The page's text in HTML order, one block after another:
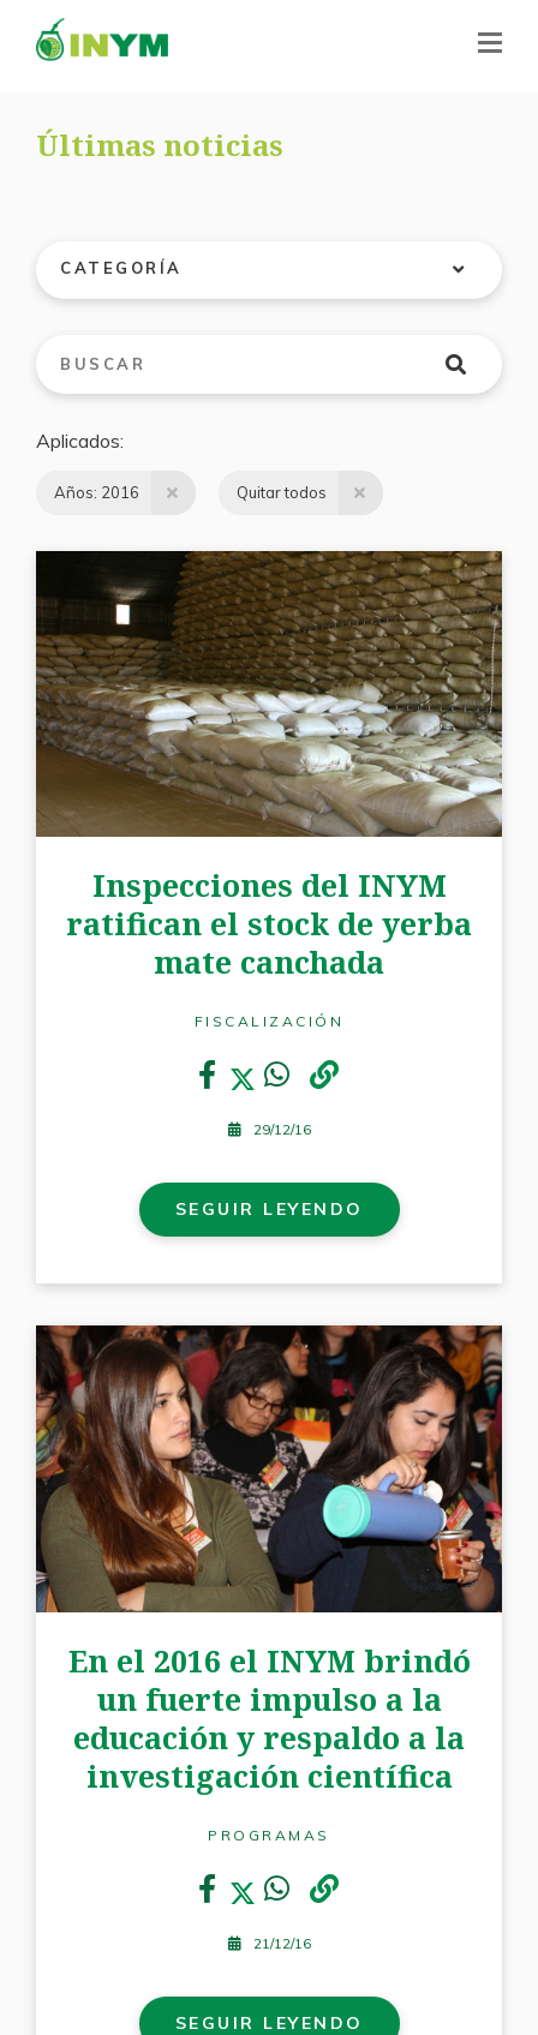
Últimas noticias
CATEGORÍA
Aplicados
Años: 2016 Quitar todos
Inspecciones del INYM
ratifican el stock de yerba
mate canchada
FISCALIZACIÓN
29/12/16
SEGUIR LEYENDO
En el 2016 el INYM brindó
un fuerte impulso a la
educación y respaldo a la
investigación científica
PROGRAMAS
21/12/16
SEGUIR LEYENDO